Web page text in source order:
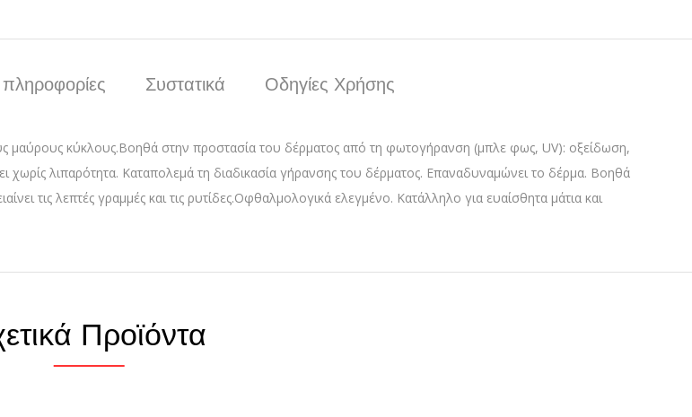
Συστατικά Οδηγίες Χρήσης
μαύρους κύκλους.Βοηθά στην προστασία του δέρματος από τη φωτογήρανση (μπλε φως, UV): οξείδωση,
χωρίς λιπαρότητα. Καταπολεμά τη διαδικασία γήρανσης του δέρματος. Επαναδυναμώνει το δέρμα. Βοηθά
τις λεπτές γραμμές και τις ρυτίδες.Οφθαλμολογικά ελεγμένο. Κατάλληλο για ευαίσθητα μάτια και
Προϊόντα